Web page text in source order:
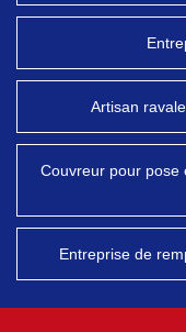
Artisan
Couvreur pour pose
Entreprise de